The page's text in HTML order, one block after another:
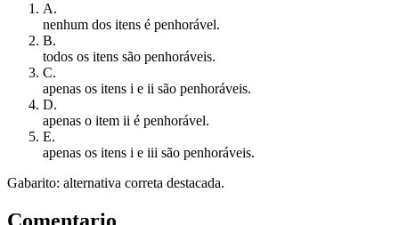
A.
nenhum dos itens é penhorável.
B.
todos os itens são penhoráveis.
C.
apenas os itens i e ii são penhoráveis.
D.
apenas o item ii é penhorável.
E.
apenas os itens i e iii são penhoráveis.
Gabarito: alternativa correta destacada.